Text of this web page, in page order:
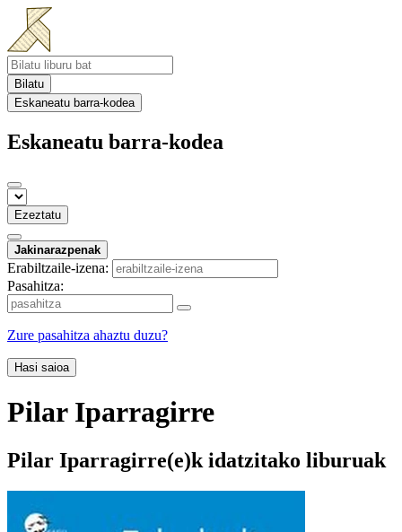
Bilatu
Eskaneatu barra-kodea
Eskaneatu barra-kodea
Ezeztatu
Jakinarazpenak
Erabiltzaile-izena:
Pasahitza:
Zure pasahitza ahaztu duzu?
Hasi saioa
Pilar Iparragirre
Pilar Iparragirre(e)k idatzitako liburuak